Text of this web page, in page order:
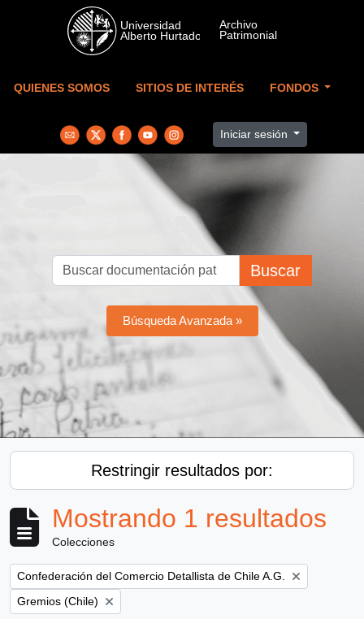
Skip to main content
QUIENES SOMOS SITIOS DE INTERÉS FONDOS
Iniciar sesión
Buscar
Búsqueda Avanzada »
Restringir resultados por:
Mostrando 1 resultados
Colecciones
Remove filter:
Confederación del Comercio Detallista de Chile A.G.
Remove filter:
Gremios (Chile)